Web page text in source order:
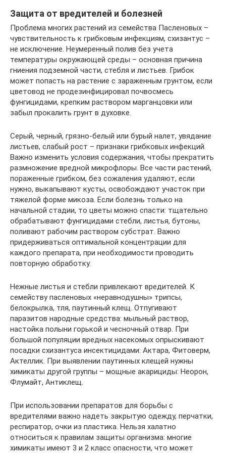
Защита от вредителей и болезней
Проблема многих растений из семейства Пасленовых –
чувствительность к грибковым инфекциям, схизантус –
не исключение. Неумеренный полив без учета
температуры окружающей среды – основная причина
гниения подземной части, стебля и листьев. Грибок
может попасть на растение с зараженным грунтом, если
цветовод не продезинфицировал почвосмесь
фунгицидами, крепким раствором марганцовки или
забыл прокалить грунт в духовке.
Серый, черный, грязно-белый или бурый налет, увядание
листьев, слабый рост – признаки грибковых инфекций.
Важно изменить условия содержания, чтобы прекратить
размножение вредной микрофлоры. Все части растений,
пораженные грибком, без сожаления удаляют, если
нужно, выкапывают кусты, освобождают участок при
тяжелой форме микоза. Если болезнь только на
начальной стадии, то цветы можно спасти: тщательно
обрабатывают фунгицидами стебли, листья, бутоны,
поливают рабочим раствором субстрат. Важно
придерживаться оптимальной концентрации для
каждого препарата, при необходимости проводить
повторную обработку.
Нежные листья и стебли привлекают вредителей. К
семейству пасленовых «неравнодушны» трипсы,
белокрылка, тля, паутинный клещ. Отпугивают
паразитов народные средства: мыльный раствор,
настойка полыни горькой и чесночный отвар. При
большой популяции вредных насекомых опрыскивают
посадки схизантуса инсектицидами: Актара, Фитоверм,
Актеллик. При выявлении паутинных клещей нужны
химикаты другой группы – мощные акарициды: Неорон,
Флумайт, Антиклещ.
При использовании препаратов для борьбы с
вредителями важно надеть закрытую одежду, перчатки,
респиратор, очки из пластика. Нельзя халатно
относиться к правилам защиты организма: многие
химикаты имеют 3 и 2 класс опасности, что может